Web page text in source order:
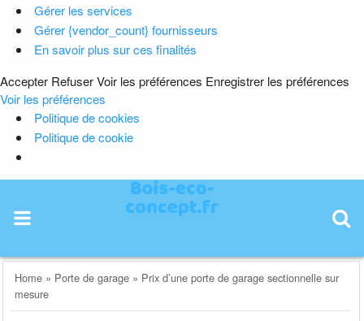
Gérer les services
Gérer {vendor_count} fournisseurs
En savoir plus sur ces finalités
Accepter RefuserVoir les préférences Enregistrer les préférences
Voir les préférences
Politique de cookies
Politique de cookie
content
Home » Porte de garage » Prix d’une porte de garage sectionnelle sur
mesure